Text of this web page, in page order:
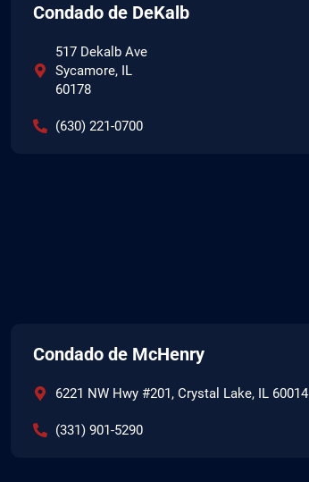
Condado de DeKalb
517 Dekalb Ave
Sycamore, IL
60178
(630) 221-0700
Condado de McHenry
6221 NW Hwy #201, Crystal Lake, IL 60014
(331) 901-5290